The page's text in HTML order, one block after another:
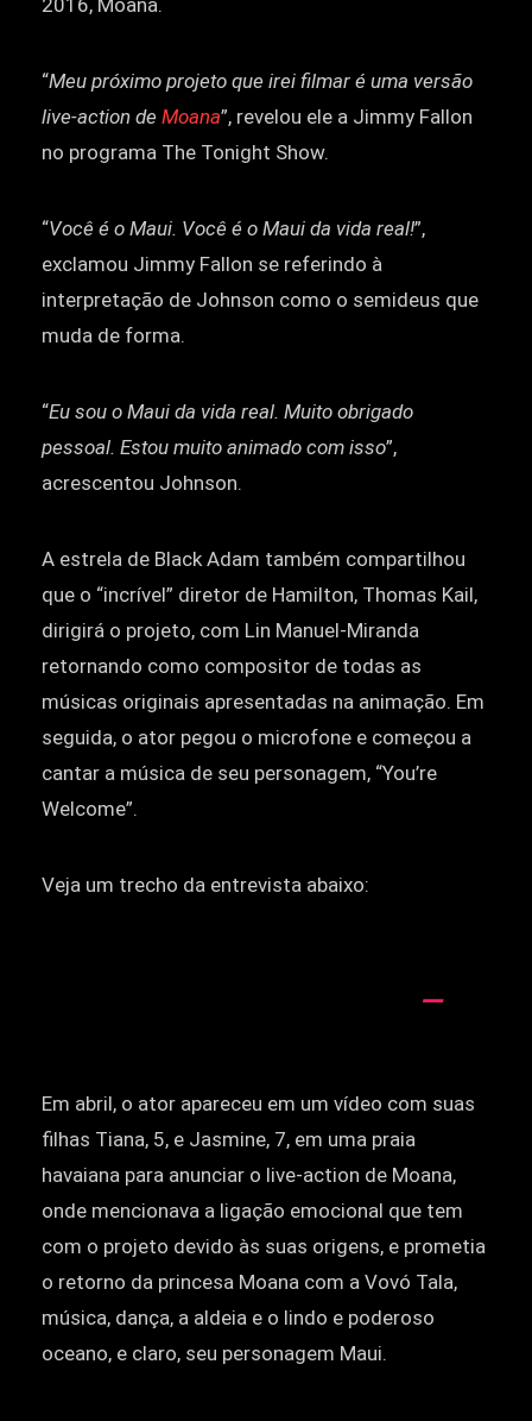
“Meu próximo projeto que irei filmar é uma versão
live-action de Moana”, revelou ele a Jimmy Fallon
no programa The Tonight Show.
“Você é o Maui. Você é o Maui da vida real!”,
exclamou Jimmy Fallon se referindo à
interpretação de Johnson como o semideus que
muda de forma.
“Eu sou o Maui da vida real. Muito obrigado
pessoal. Estou muito animado com isso”,
acrescentou Johnson.
A estrela de Black Adam também compartilhou
que o “incrível” diretor de Hamilton, Thomas Kail,
dirigirá o projeto, com Lin Manuel-Miranda
retornando como compositor de todas as
músicas originais apresentadas na animação. Em
seguida, o ator pegou o microfone e começou a
cantar a música de seu personagem, “You’re
Welcome”.
Veja um trecho da entrevista abaixo:
Em abril, o ator apareceu em um vídeo com suas
filhas Tiana, 5, e Jasmine, 7, em uma praia
havaiana para anunciar o live-action de Moana,
onde mencionava a ligação emocional que tem
com o projeto devido às suas origens, e prometia
o retorno da princesa Moana com a Vovó Tala,
música, dança, a aldeia e o lindo e poderoso
oceano, e claro, seu personagem Maui.